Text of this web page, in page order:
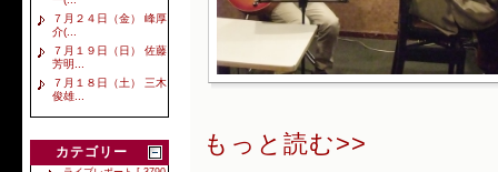
７月２４日（金） 峰厚
介(...
７月１９日（日） 佐藤
芳明...
７月１８日（土） 三木
俊雄...
カテゴリー もっと読む>>